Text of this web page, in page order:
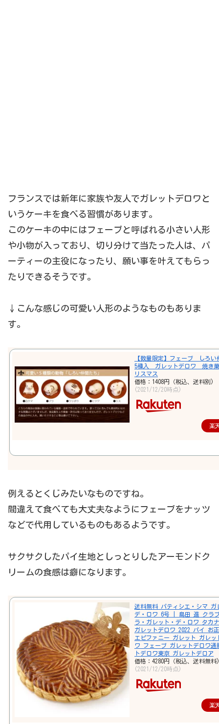
フランスでは新年に家族や友人でガレットデロワと
いうケーキを食べる習慣があります。
このケーキの中にはフェーブと呼ばれる小さい人形
や小物が入っており、切り分けて当たった人は、パ
ーティーの主役になったり、願い事を叶えてもらっ
たりできるそうです。
↓こんな感じの可愛い人形のようなものもありま
す。
【数量限定】フェーブ しろ
5種入 ガレットデロワ 焼き
リスマス
価格：1408円（税込、送料別)
(2021/12/20時点)
楽
例えるとくじみたいなものですね。
間違えて食べても大丈夫なようにフェーブをナッツ
などで代用しているものもあるよう です。
サクサクしたパイ生地としっとりしたアーモンドク
リームの食感は癖になります。
送料無料 パティシエ・シマ ガ
デ・ロワ 6号 | 島田 進 クラ
ラ・ガレット・デ・ロワ タカ
ガレットデロワ 2022 パイ お
エピファニー ガレット ガレッ
ワ フェーブ ガレットデロワ通
トデロワ東京 ガレットデロア
価格：4280円（税込、送料無料)
(2021/12/20時点)
楽